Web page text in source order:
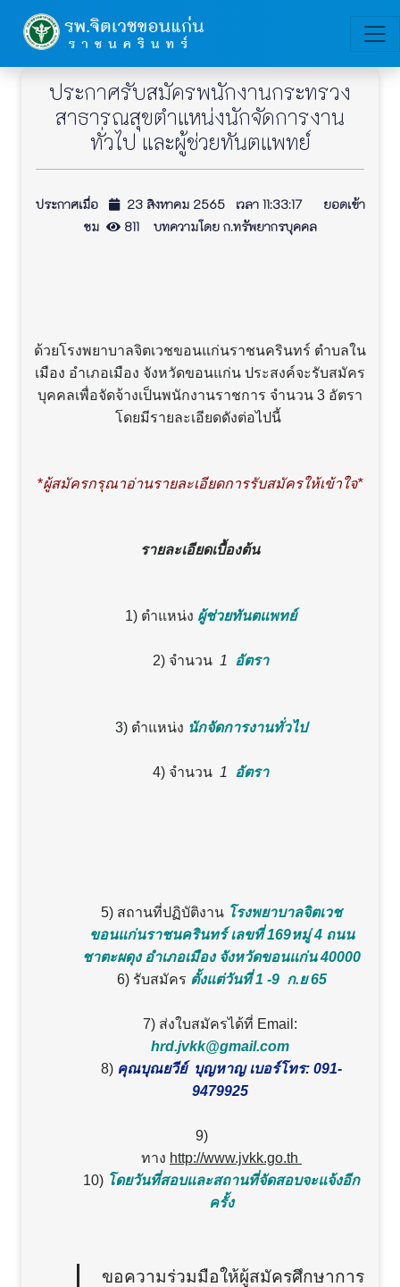
ประกาศรับสมัครพนักงานกระทรวง
สาธารณสุขตำแหน่งนักจัดการงาน
ทั่วไป และผู้ช่วยทันตแพทย์
ประกาศเมื่อ
23 สิงหาคม 2565 เวลา 11:33:17 ยอดเข้า
ชม
811 บทความโดย ก.ทรัพยากรบุคคล
ด้วยโรงพยาบาลจิตเวชขอนแก่นราชนครินทร์ ตำบลใน
เมือง อำเภอเมือง จังหวัดขอนแก่น ประสงค์จะรับสมัคร
บุคคลเพื่อจัดจ้างเป็นพนักงานราชการ จำนวน 3 อัตรา
โดยมีรายละเอียดดังต่อไปนี้
*ผู้สมัครกรุณาอ่านรายละเอียดการรับสมัครให้เข้าใจ*
รายละเอียดเบื้องต้น
1) ตำแหน่ง ผู้ช่วยทันตแพทย์
2) จำนวน 1 อัตรา
3) ตำแหน่ง นักจัดการงานทั่วไป
4) จำนวน 1 อัตรา
5) สถานที่ปฏิบัติงาน โรงพยาบาลจิตเวช
ขอนแก่นราชนครินทร์ เลขที่ 169หมู่ 4 ถนน
ชาตะผดุง อำเภอเมือง จังหวัดขอนแก่น 40000
6) รับสมัคร ตั้งแต่วันที่ 1 -9 ก.ย 65
7) ส่งใบสมัครได้ที่ Email:
hrd.jvkk@gmail.com
8) คุณบุณยวีย์ บุญหาญเบอร์โทร: 091-
9479925
9)
ทาง http://www.jvkk.go.th
10) โดยวันที่สอบและสถานที่จัดสอบจะแจ้งอีก
ครั้ง
ขอความร่วมมือให้ผู้สมัครศึกษาการ